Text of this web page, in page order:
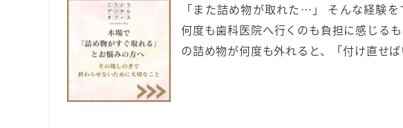
「また詰め物が取れた…」 そんな経験
何度も歯科医院へ行くのも負担に感じる
の詰め物が何度も外れると、「付け直せ